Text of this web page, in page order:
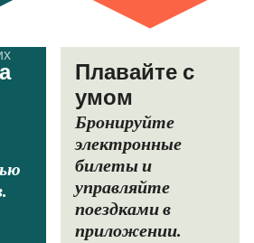
Плавайте с
умом
Бронируйте
электронные
билеты и
управляйте
поездками в
приложении.